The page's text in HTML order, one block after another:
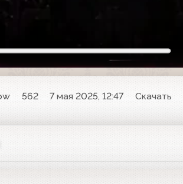
562 7 мая 2025, 12:47
Скачать